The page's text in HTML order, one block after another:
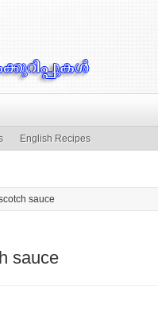
English Recipes
sauce
sauce